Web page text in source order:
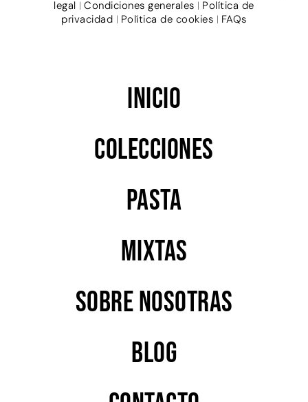
legal | Condiciones generales | Política de
privacidad | Política de cookies | FAQs
Inicio
Colecciones
PASTA
MIXTAS
Sobre nosotras
Blog